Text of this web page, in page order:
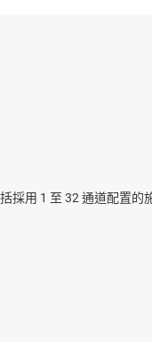
用 1 至 32 通道配置的